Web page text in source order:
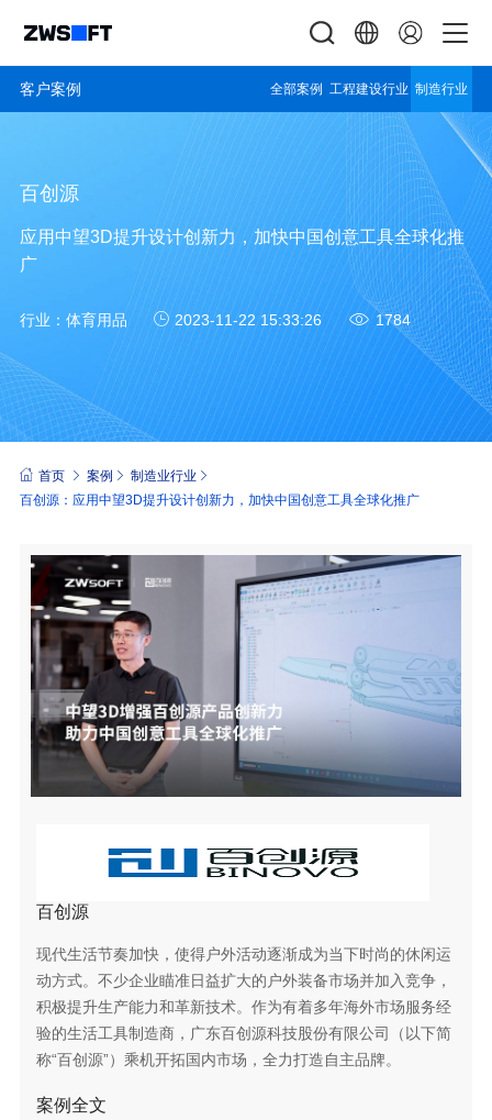
客户案例 全部案例 工程建设行业 制造行业
百创源
应用中望3D提升设计创新力，加快中国创意工具全球化推
广
行业： 体育用品 2023-11-22 15:33:26 1784
首页 案例
制造业行业
百创源：应用中望3D提升设计创新力，加快中国创意工具全球化推广
百创源
现代生活节奏加快，使得户外活动逐渐成为当下时尚的休闲运
动方式。不少企业瞄准日益扩大的户外装备市场并加入竞争，
积极提升生产能力和革新技术。作为有着多年海外市场服务经
验的生活工具制造商，广东百创源科技股份有限公司（以下简
称“百创源”）乘机开拓国内市场，全力打造自主品牌。
案例全文